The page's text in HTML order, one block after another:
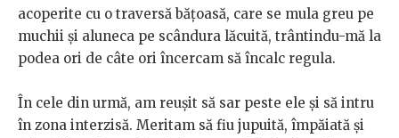
acoperite cu o traversă bățoasă, care se mula greu pe
muchii și aluneca pe scândura lăcuită, trântindu-mă la
podea ori de câte ori încercam să încalc regula.
În cele din urmă, am reușit să sar peste ele și să intru
în zona interzisă. Meritam să fiu jupuită, împăiată și